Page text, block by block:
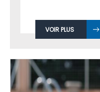
VOIR PLUS